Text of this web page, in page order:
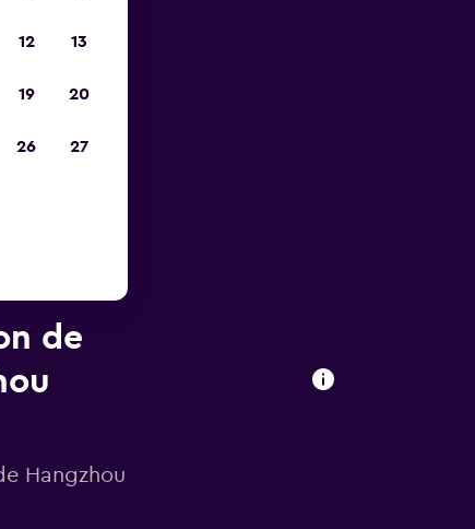
de
Hangzhou
12 13
19 20
26 27